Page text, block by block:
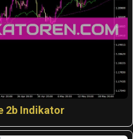
2b Indikator